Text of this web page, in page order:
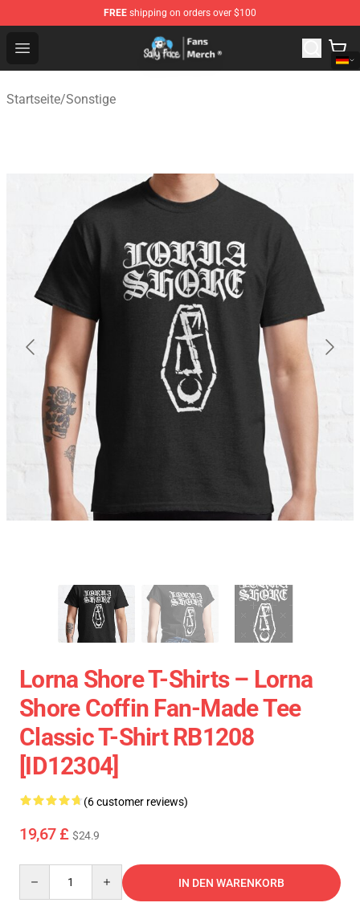
FREE shipping on orders over $100
Open menu
Sally Face Store - Official Sally Face Merchandise Shop
Startseite/Sonstige
Lorna Shore T-Shirts – Lorna
Shore Coffin Fan-Made Tee
Classic T-Shirt RB1208
[ID12304]
(6 customer reviews)
19,67 £ $24.9
IN DEN WARENKORB